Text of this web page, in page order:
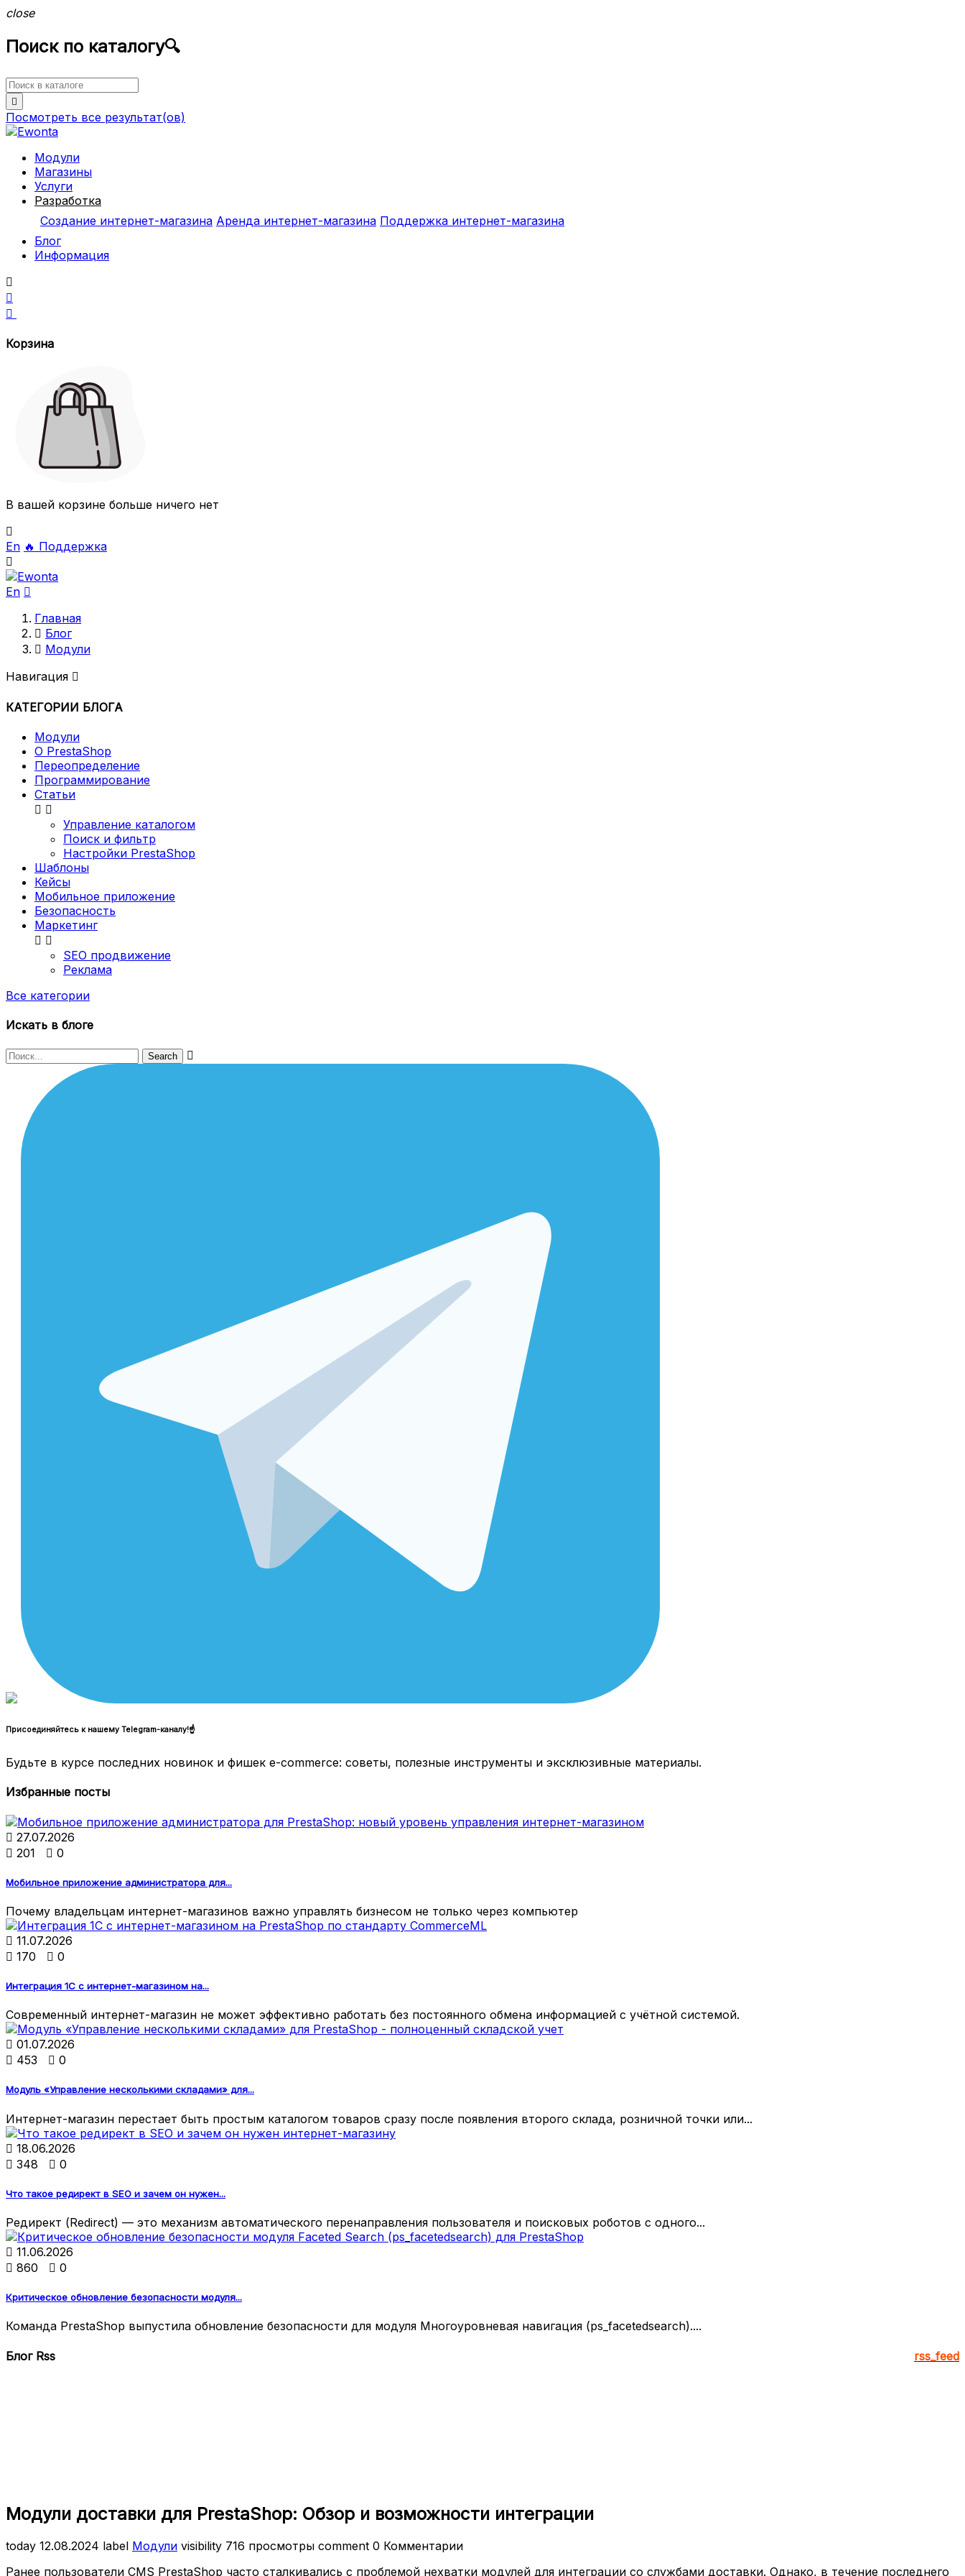
close
Поиск по каталогу🔍

Посмотреть все результат(ов)
Модули
Магазины
Услуги
Разработка
Создание интернет-магазина Аренда интернет-магазина Поддержка интернет-магазина
Блог
Информация



Корзина
В вашей корзине больше ничего нет

En 🔥 Поддержка

En 
Главная
 Блог
 Модули
Навигация 
КАТЕГОРИИ БЛОГА
Модули
О PrestaShop
Переопределение
Программирование
Статьи
 
Управление каталогом
Поиск и фильтр
Настройки PrestaShop
Шаблоны
Кейсы
Мобильное приложение
Безопасность
Маркетинг
 
SEO продвижение
Реклама
Все категории
Искать в блоге

Присоединяйтесь к нашему Telegram-каналу!☝
Будьте в курсе последних новинок и фишек e-commerce: советы, полезные инструменты и эксклюзивные материалы.
Избранные посты
 27.07.2026
 201  0
Мобильное приложение администратора для...
Почему владельцам интернет-магазинов важно управлять бизнесом не только через компьютер
 11.07.2026
 170  0
Интеграция 1С с интернет-магазином на...
Современный интернет-магазин не может эффективно работать без постоянного обмена информацией с учётной системой.
 01.07.2026
 453  0
Модуль «Управление несколькими складами» для...
Интернет-магазин перестает быть простым каталогом товаров сразу после появления второго склада, розничной точки или...
 18.06.2026
 348  0
Что такое редирект в SEO и зачем он нужен...
Редирект (Redirect) — это механизм автоматического перенаправления пользователя и поисковых роботов с одного...
 11.06.2026
 860  0
Критическое обновление безопасности модуля...
Команда PrestaShop выпустила обновление безопасности для модуля Многоуровневая навигация (ps_facetedsearch)....
Блог Rss rss_feed
Модули доставки для PrestaShop: Обзор и возможности интеграции
today 12.08.2024 label Модули visibility 716 просмотры comment 0 Комментарии
Ранее пользователи CMS PrestaShop часто сталкивались с проблемой нехватки модулей для интеграции со службами доставки. Однако, в течение последнего